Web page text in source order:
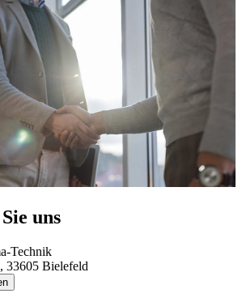
uns
Technik
33605 Bielefeld